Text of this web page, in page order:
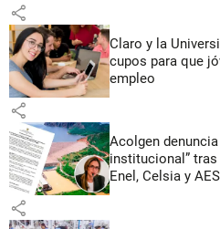
share
Claro y la
cupos para que
empleo
share
Acolgen
institucional”
Enel, Celsia y AES
share